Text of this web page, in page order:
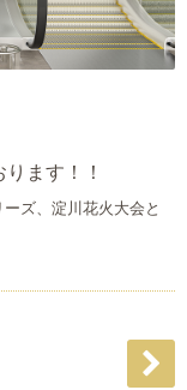
ます！！
ズ、淀川花火大会と